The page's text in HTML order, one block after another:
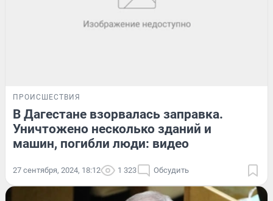
ПРОИСШЕСТВИЯ
В Дагестане взорвалась заправка.
Уничтожено несколько зданий и
машин, погибли люди: видео
27 сентября, 2024, 18:12 1 323 Обсудить